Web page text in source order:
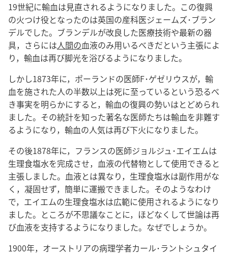
19世紀に輸血は見直されるようになりました。この復興
の火つけ役となったのは英国の産科医ジェームズ･ブラン
デルでした。ブランデルが改良した医療技術や最新の器
具，さらには人間の血液のみ用いるべきだという主張によ
り，輸血は再び脚光を浴びるようになりました。
しかし1873年に，ポーランドの医師F･ゲゼリウスが，輸
血を施された人の半数以上は死に至っているという恐るべ
き事実を明らかにすると，輸血の復興の勢いはとどめられ
ました。その統計を知った著名な医師たちは輸血を非難す
るようになり，輸血の人気は再び下火になりました。
その後1878年に，フランスの医師ジョルジュ･エイエムは
生理食塩水を完成させ，血液の代替物として使用できると
主張しました。血液とは異なり，生理食塩水は副作用がな
く，凝固せず，簡単に運搬できました。そのようなわけ
で，エイエムの生理食塩水は広範に使用されるようになり
ました。ところが不思議なことに，ほどなくして世論は再
び血液を支持するようになりました。なぜでしょうか。
1900年，オーストリアの病理学者カール･ラントシュタイ